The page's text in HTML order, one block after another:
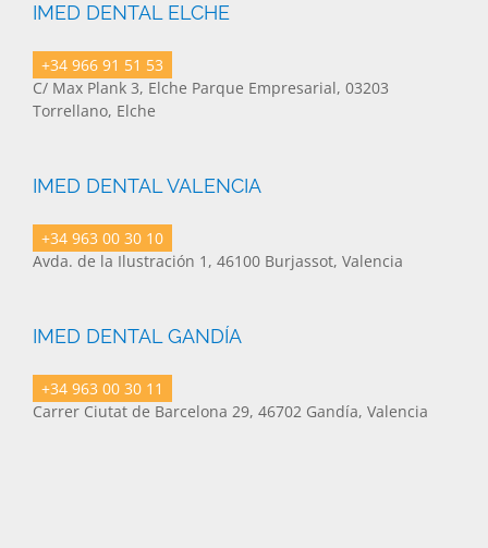
IMED DENTAL ELCHE
+34 966 91 51 53
C/ Max Plank 3, Elche Parque Empresarial, 03203
Torrellano, Elche
IMED DENTAL VALENCIA
+34 963 00 30 10
Avda. de la Ilustración 1, 46100 Burjassot, Valencia
IMED DENTAL GANDÍA
+34 963 00 30 11
Carrer Ciutat de Barcelona 29, 46702 Gandía, Valencia